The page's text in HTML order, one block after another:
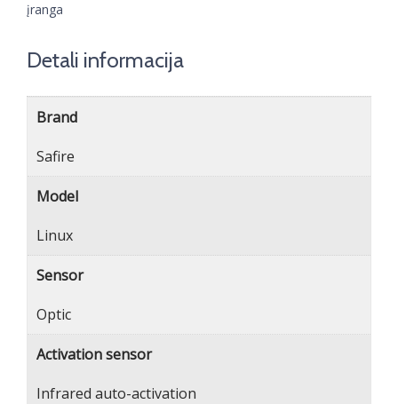
įranga
Detali informacija
Brand
Safire
Model
Linux
Sensor
Optic
Activation sensor
Infrared auto-activation